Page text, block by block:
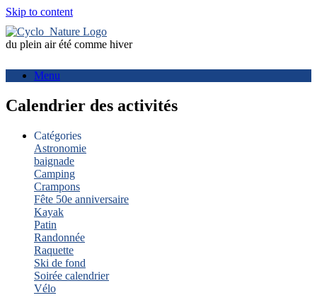
Skip to content
du plein air été comme hiver
Menu
Calendrier des activités
Catégories
Astronomie
baignade
Camping
Crampons
Fête 50e anniversaire
Kayak
Patin
Randonnée
Raquette
Ski de fond
Soirée calendrier
Vélo